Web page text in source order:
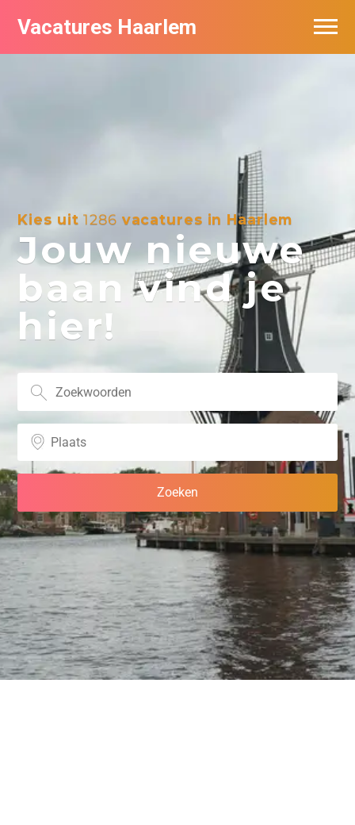
Vacatures Haarlem
Kies uit1286 vacatures in Haarlem
Jouw nieuwe
baan vind je
hier!
Vacatures per bedrijf in Haarlem